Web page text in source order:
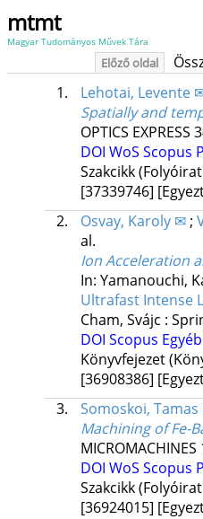
mtmt
Magyar Tudományos Művek Tára
Előző oldal
1. Lehotai, Levente
Spatially and
OPTICS EXPRESS
DOI WoS Scopus
Szakcikk
[37339746]
2.
Osvay, Karoly ✉;
al.
Ion Acceleration
In: Yamanouchi,
Ultrafast Intense
Cham, Svájc :
DOI Scopus
Könyvfejezet
[36908386]
3.
Somoskoi,
Machining of Fe-
MICROMACHINES
DOI WoS Scopus
Szakcikk
[36924015]